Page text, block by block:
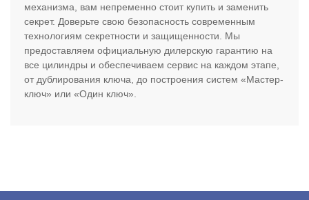
механизма, вам непременно стоит купить и заменить
секрет. Доверьте свою безопасность современным
технологиям секретности и защищенности. Мы
предоставляем официальную дилерскую гарантию на
все цилиндры и обеспечиваем сервис на каждом этапе,
от дублирования ключа, до построения систем «Мастер-
ключ» или «Один ключ».